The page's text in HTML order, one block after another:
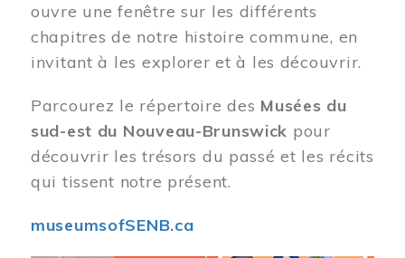
ouvre une fenêtre sur les différents
chapitres de notre histoire commune, en
invitant à les explorer et à les découvrir.
Parcourez le répertoire des Musées du
sud-est du Nouveau-Brunswick pour
découvrir les trésors du passé et les récits
qui tissent notre présent.
museumsofSENB.ca